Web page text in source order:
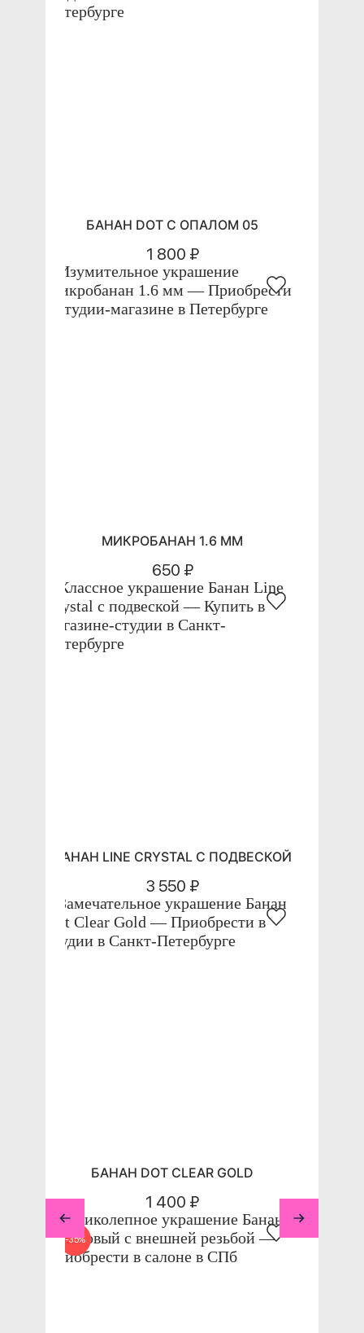
БАНАН DOT С ОПАЛОМ 05
1 800 ₽
МИКРОБАНАН 1.6 ММ
650 ₽
БАНАН LINE CRYSTAL С ПОДВЕСКОЙ
3 550 ₽
БАНАН DOT CLEAR GOLD
1 400 ₽
-35%